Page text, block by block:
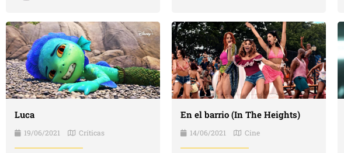
Luca
19/06/2021 Críticas
En el barrio (In The Heights)
14/06/2021 Cine